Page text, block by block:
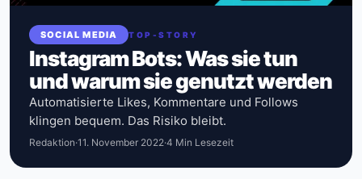
SOCIAL MEDIA TOP-STORY
Instagram Bots: Was sie tun
und warum sie genutzt werden
Automatisierte Likes, Kommentare und Follows
klingen bequem. Das Risiko bleibt.
Redaktion·11. November 2022·4 Min Lesezeit